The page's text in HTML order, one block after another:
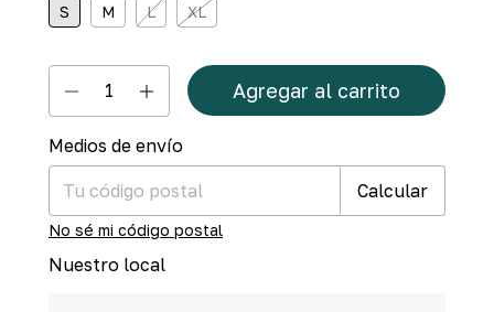
S M L XL
Entregas para el CP:
Medios de envío
Calcular
No sé mi código postal
Nuestro local